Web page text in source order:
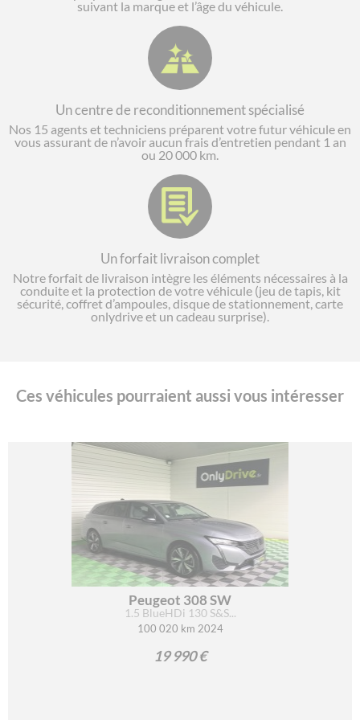
suivant la marque et l’âge du véhicule.
Un centre de reconditionnement spécialisé
Nos 15 agents et techniciens préparent votre futur véhicule en
vous assurant de n’avoir aucun frais d’entretien pendant 1 an
ou 20 000 km.
Un forfait livraison complet
Notre forfait de livraison intègre les éléments nécessaires à la
conduite et la protection de votre véhicule (jeu de tapis, kit
sécurité, coffret d’ampoules, disque de stationnement, carte
onlydrive et un cadeau surprise).
Ces véhicules pourraient aussi vous intéresser
Peugeot 308 SW
1.5 BlueHDi 130 S&S...
100 020 km 2024
19 990 €